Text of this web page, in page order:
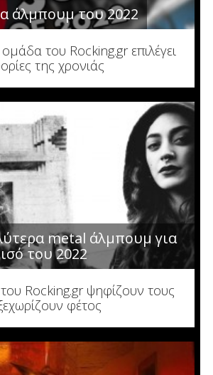
άλμπουμ του 2022
του Rocking.gr επιλέγει
της χρονιάς
metal άλμπουμ για
του 2022
Rocking.gr ψηφίζουν τους
φέτος